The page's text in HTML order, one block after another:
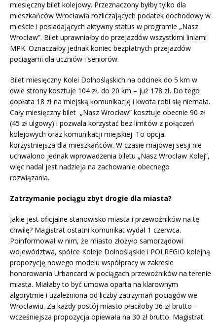
miesięczny bilet kolejowy. Przeznaczony byłby tylko dla
mieszkańców Wrocławia rozliczających podatek dochodowy w
mieście i posiadających aktywny status w programie „Nasz
Wrocław”. Bilet uprawniałby do przejazdów wszystkimi liniami
MPK. Oznaczałby jednak koniec bezpłatnych przejazdów
pociągami dla uczniów i seniorów.
Bilet miesięczny Kolei Dolnośląskich na odcinek do 5 km w
dwie strony kosztuje 104 zł, do 20 km – już 178 zł. Do tego
dopłata 18 zł na miejską komunikację i kwota robi się niemała.
Cały miesięczny bilet „Nasz Wrocław” kosztuje obecnie 90 zł
(45 zł ulgowy) i pozwala korzystać bez limitów z połączeń
kolejowych oraz komunikacji miejskiej. To opcja
korzystniejsza dla mieszkańców. W czasie majowej sesji nie
uchwalono jednak wprowadzenia biletu „Nasz Wrocław Kolej”,
więc nadal jest nadzieja na zachowanie obecnego
rozwiązania.
Zatrzymanie pociągu zbyt drogie dla miasta?
Jakie jest oficjalne stanowisko miasta i przewoźników na tę
chwilę? Magistrat ostatni komunikat wydał 1 czerwca.
Poinformował w nim, że miasto złożyło samorządowi
województwa, spółce Koleje Dolnośląskie i POLREGIO kolejną
propozycję nowego modelu współpracy w zakresie
honorowania Urbancard w pociągach przewoźników na terenie
miasta. Miałaby to być umowa oparta na klarownym
algorytmie i uzależniona od liczby zatrzymań pociągów we
Wrocławiu. Za każdy postój miasto płaciłoby 36 zł brutto –
wcześniejsza propozycja opiewała na 30 zł brutto. Magistrat